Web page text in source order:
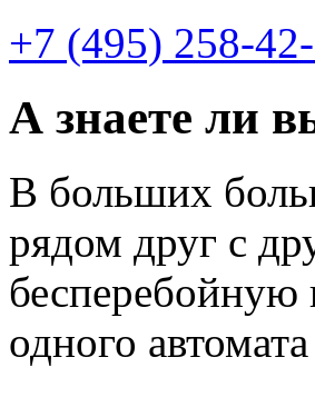
+7 (495) 258-
А знаете ли
В больших
рядом друг с
бесперебойную
одного